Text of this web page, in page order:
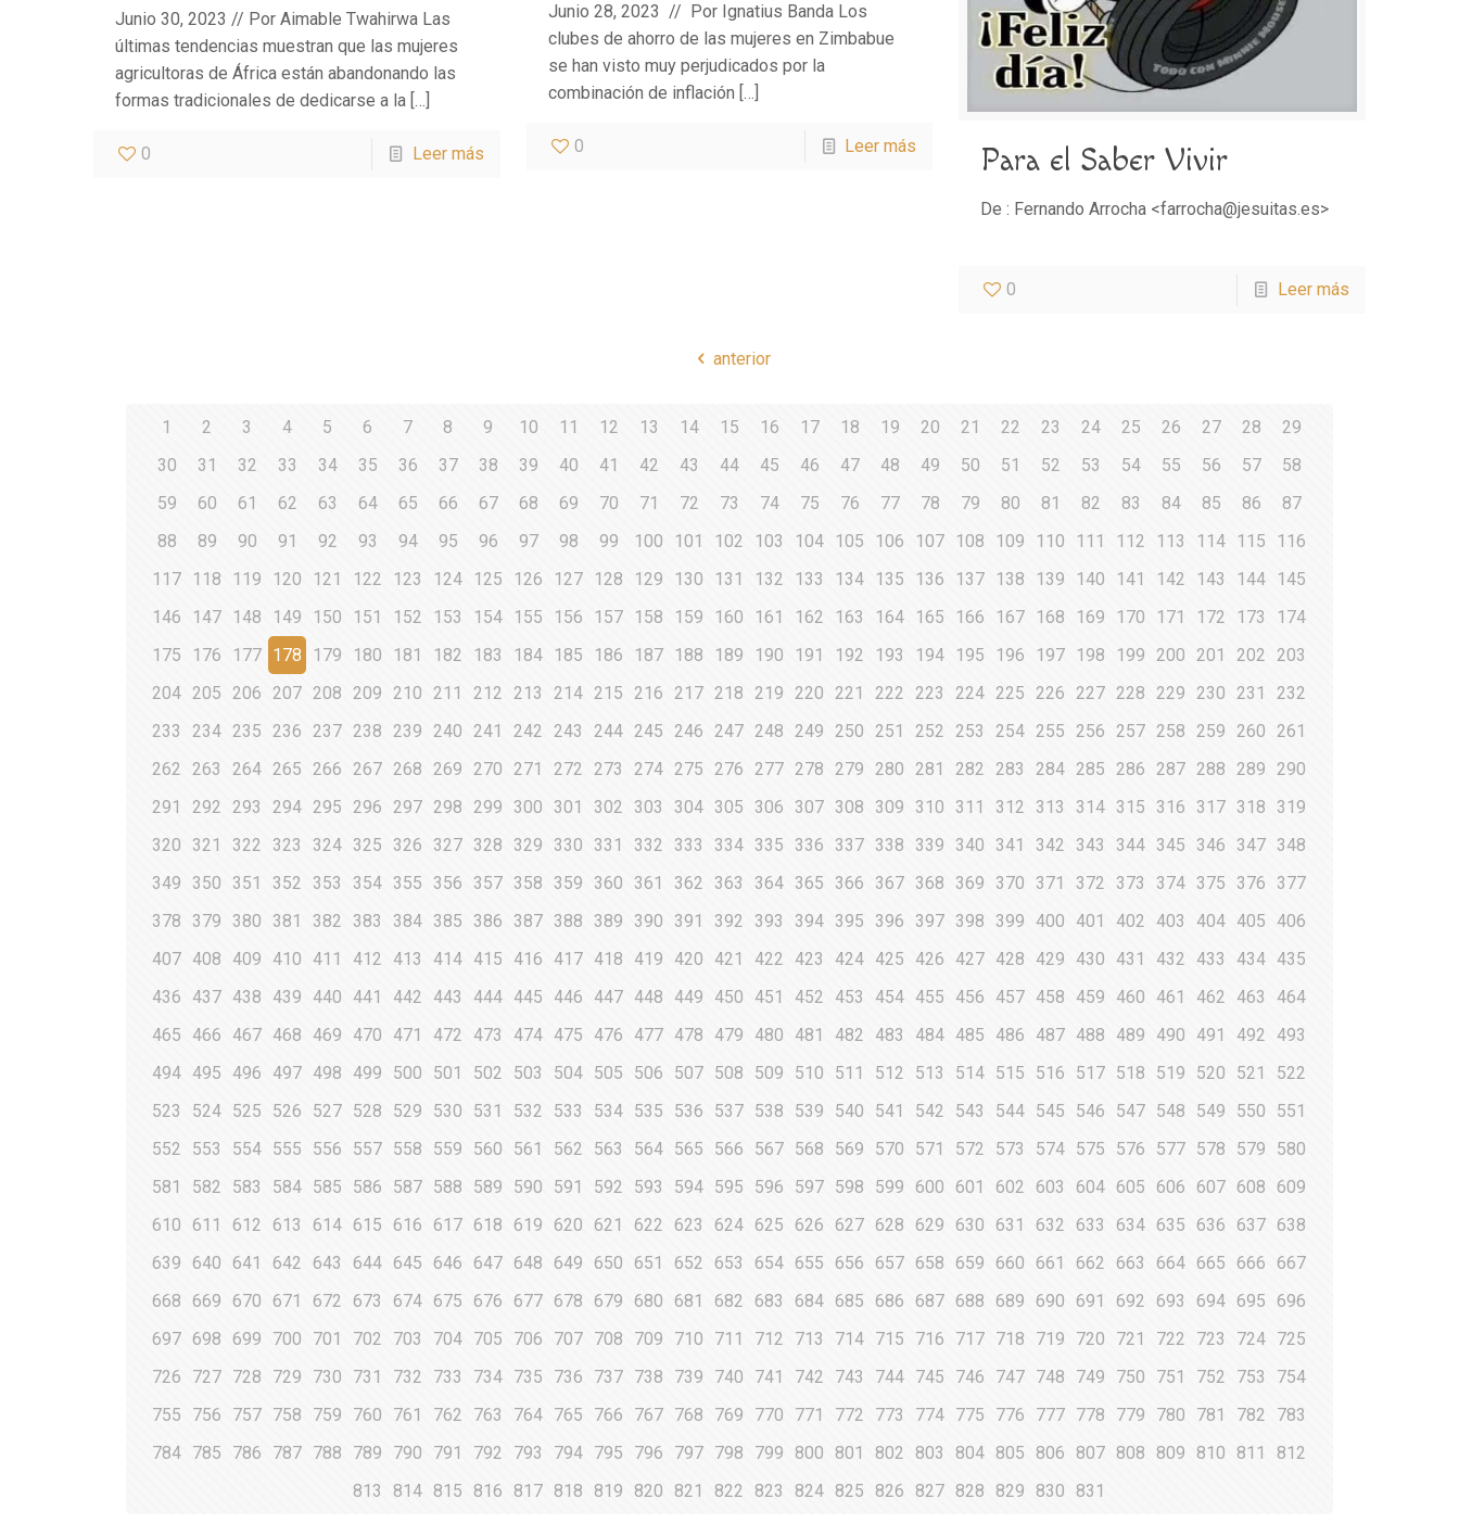
Junio 28, 2023 // Por Ignatius Banda Los
clubes de ahorro de las mujeres en Zimbabue
se han visto muy perjudicados por la
combinación de inflación […]
0 Leer más
Junio 30, 2023 // Por Aimable Twahirwa Las
últimas tendencias muestran que las mujeres
agricultoras de África están abandonando las
formas tradicionales de dedicarse a la […]
0 Leer más Para el Saber Vivir
De : Fernando Arrocha <farrocha@jesuitas.es>
0 Leer más
anterior
1 2 3 4 5 6 7 8 9 10 11 12 13 14 15 16 17 18 19 20 21 22 23 24 25 26 27 28
29
30
31 32 33 34 35 36 37 38 39 40 41 42 43 44 45 46 47 48 49 50 51 52 53 54 55 56 57
58
59
60 61 62 63 64 65 66 67 68 69 70 71 72 73 74 75 76 77 78 79 80 81 82 83 84 85 86
87
88
89 90 91 92 93 94 95 96 97 98 99 100 101 102 103 104 105 106 107 108 109 110 111 112 113 114 115
116
117 118 119 120 121 122 123 124 125 126 127 128 129 130 131 132 133 134 135 136 137 138 139 140 141 142 143 144 145
146
147 148 149 150 151 152 153 154 155 156 157 158 159 160 161 162 163 164 165 166 167 168 169 170 171 172 173
174
175
176 177 178 179 180 181 182 183 184 185 186 187 188 189 190 191 192 193 194 195 196 197 198 199 200 201 202
203
204 205 206 207 208 209 210 211 212 213 214 215 216 217 218 219 220 221 222 223 224 225 226 227 228 229 230 231
232
233
234 235 236 237 238 239 240 241 242 243 244 245 246 247 248 249 250 251 252 253 254 255 256 257 258 259 260
261
262
263 264 265 266 267 268 269 270 271 272 273 274 275 276 277 278 279 280 281 282 283 284 285 286 287 288 289
290
291
292 293 294 295 296 297 298 299 300 301 302 303 304 305 306 307 308 309 310 311 312 313 314 315 316 317 318
319
320
321 322 323 324 325 326 327 328 329 330 331 332 333 334 335 336 337 338 339 340 341 342 343 344 345 346 347 348
349
350 351 352 353 354 355 356 357 358 359 360 361 362 363 364 365 366 367 368 369 370 371 372 373 374 375 376
377
378
379 380 381 382 383 384 385 386 387 388 389 390 391 392 393 394 395 396 397 398 399 400 401 402 403 404 405
406
407 408 409 410 411 412 413 414 415 416 417 418 419 420 421 422 423 424 425 426 427 428 429 430 431 432 433 434 435
436
437 438 439 440 441 442 443 444 445 446 447 448 449 450 451 452 453 454 455 456 457 458 459 460 461 462 463
464
465
466 467 468 469 470 471 472 473 474 475 476 477 478 479 480 481 482 483 484 485 486 487 488 489 490 491 492
493
494 495 496 497 498 499 500 501 502 503 504 505 506 507 508 509 510 511 512 513 514 515 516 517 518 519 520 521
522
523
524 525 526 527 528 529 530 531 532 533 534 535 536 537 538 539 540 541 542 543 544 545 546 547 548 549 550
551
552
553 554 555 556 557 558 559 560 561 562 563 564 565 566 567 568 569 570 571 572 573 574 575 576 577 578 579
580
581
582 583 584 585 586 587 588 589 590 591 592 593 594 595 596 597 598 599 600 601 602 603 604 605 606 607 608
609
610
611 612 613 614 615 616 617 618 619 620 621 622 623 624 625 626 627 628 629 630 631 632 633 634 635 636 637 638
639
640 641 642 643 644 645 646 647 648 649 650 651 652 653 654 655 656 657 658 659 660 661 662 663 664 665 666
667
668
669 670 671 672 673 674 675 676 677 678 679 680 681 682 683 684 685 686 687 688 689 690 691 692 693 694 695
696
697 698 699 700 701 702 703 704 705 706 707 708 709 710 711 712 713 714 715 716 717 718 719 720 721 722 723 724 725
726
727 728 729 730 731 732 733 734 735 736 737 738 739 740 741 742 743 744 745 746 747 748 749 750 751 752 753
754
755
756 757 758 759 760 761 762 763 764 765 766 767 768 769 770 771 772 773 774 775 776 777 778 779 780 781 782
783
784 785 786 787 788 789 790 791 792 793 794 795 796 797 798 799 800 801 802 803 804 805 806 807 808 809 810 811
812
813
814 815 816 817 818 819 820 821 822 823 824 825 826 827 828 829 830 831